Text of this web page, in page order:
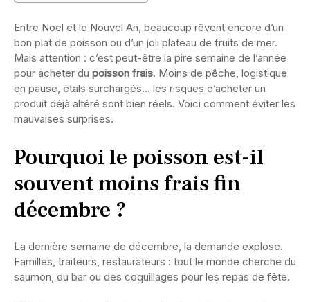
Entre Noël et le Nouvel An, beaucoup rêvent encore d’un
bon plat de poisson ou d’un joli plateau de fruits de mer.
Mais attention : c’est peut-être la pire semaine de l’année
pour acheter du poisson frais. Moins de pêche, logistique
en pause, étals surchargés… les risques d’acheter un
produit déjà altéré sont bien réels. Voici comment éviter les
mauvaises surprises.
Pourquoi le poisson est-il
souvent moins frais fin
décembre ?
La dernière semaine de décembre, la demande explose.
Familles, traiteurs, restaurateurs : tout le monde cherche du
saumon, du bar ou des coquillages pour les repas de fête.